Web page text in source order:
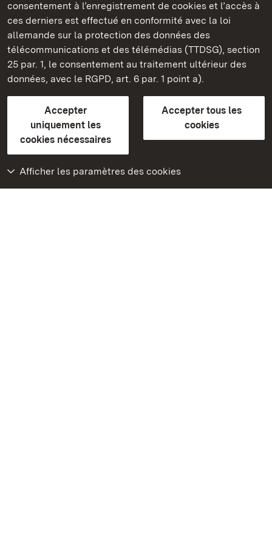
consentement à l’enregistrement de cookies et l’accès à
ces derniers est effectué en conformité avec la loi
allemande sur la protection des données des
télécommunications et des télémédias (TTDSG), section
25 par. 1, le consentement au traitement ultérieur des
données, avec le RGPD, art. 6 par. 1 point a).
Accepter
uniquement les
cookies nécessaires
Accepter tous les
cookies
Afficher les paramètres des cookies
Châteaux et jardins publics du Bade-Wurtemberg
FAQ et réponsesMentions légalesProtection des données
Explications sur l’accessibilité
BITV-konform (geprüfte Seiten)
plus loin
Accueil
Monuments
Rendez-nous visite